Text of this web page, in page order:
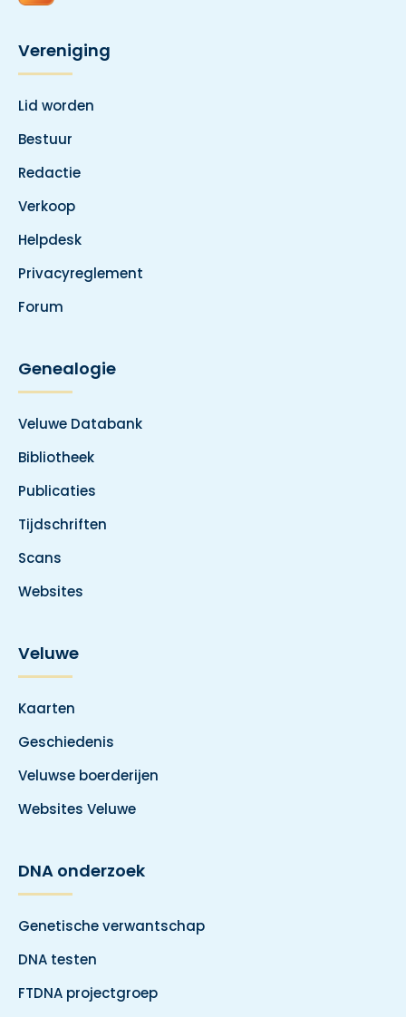
Vereniging
Lid worden
Bestuur
Redactie
Verkoop
Helpdesk
Privacyreglement
Forum
Genealogie
Veluwe Databank
Bibliotheek
Publicaties
Tijdschriften
Scans
Websites
Veluwe
Kaarten
Geschiedenis
Veluwse boerderijen
Websites Veluwe
DNA onderzoek
Genetische verwantschap
DNA testen
FTDNA projectgroep